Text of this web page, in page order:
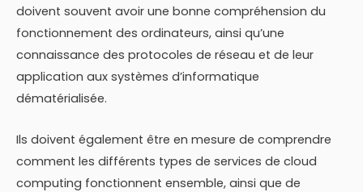
doivent souvent avoir une bonne compréhension du
fonctionnement des ordinateurs, ainsi qu’une
connaissance des protocoles de réseau et de leur
application aux systèmes d’informatique
dématérialisée.
Ils doivent également être en mesure de comprendre
comment les différents types de services de cloud
computing fonctionnent ensemble, ainsi que de